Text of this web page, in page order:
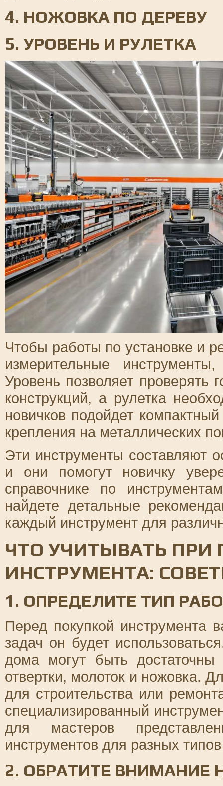
4. НОЖОВКА ПО ДЕРЕВУ
5. УРОВЕНЬ И РУЛЕТКА
Чтобы работы по установке и
измерительные
Уровень позволяет проверять
конструкций, а рулетка
новичков подойдет
крепления на металлических
Эти инструменты составляют
и они помогут новичку
справочнике по
найдете детальные
каждый инструмент для
ЧТО УЧИТЫВАТЬ ПРИ
ИНСТРУМЕНТА:
1. ОПРЕДЕЛИТЕ ТИП
Перед покупкой инструмента
задач он будет
дома могут быть достаточны
отвертки, молоток и ножовка.
для строительства или
специализированный
для мастеров
инструментов для разных
2. ОБРАТИТЕ ВНИМАНИЕ